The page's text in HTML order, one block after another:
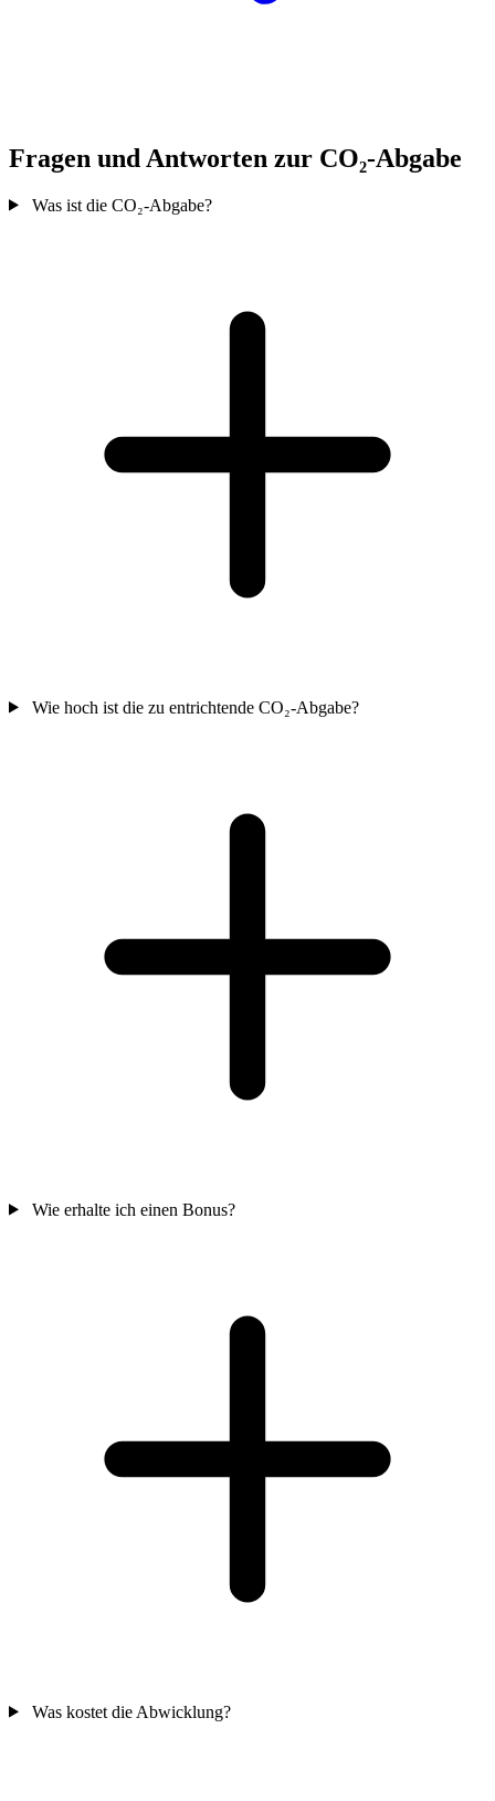
Fragen und Antworten zur CO₂-Abgabe
Was ist die CO₂-Abgabe?
Wie hoch ist die zu entrichtende CO₂-Abgabe?
Wie erhalte ich einen Bonus?
Was kostet die Abwicklung?